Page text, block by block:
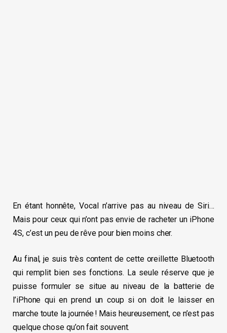
En étant honnête, Vocal n’arrive pas au niveau de Siri…
Mais pour ceux qui n’ont pas envie de racheter un iPhone
4S, c’est un peu de rêve pour bien moins cher.
Au final, je suis très content de cette oreillette Bluetooth
qui remplit bien ses fonctions. La seule réserve que je
puisse formuler se situe au niveau de la batterie de
l’iPhone qui en prend un coup si on doit le laisser en
marche toute la journée ! Mais heureusement, ce n’est pas
quelque chose qu’on fait souvent.